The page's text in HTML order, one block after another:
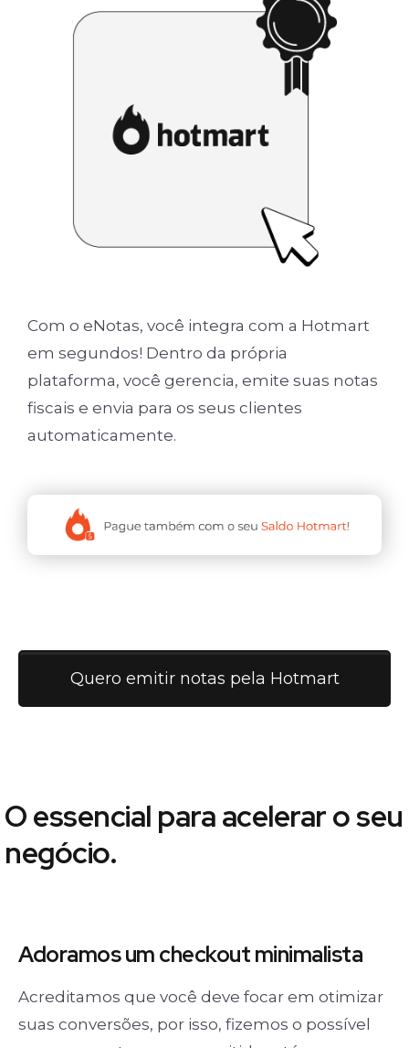
Com o eNotas, você integra com a Hotmart
em segundos! Dentro da própria
plataforma, você gerencia, emite suas notas
fiscais e envia para os seus clientes
automaticamente.
Quero emitir notas pela Hotmart
O essencial para acelerar o seu
negócio.
Adoramos umcheckout minimalista
Acreditamos que você deve focar em otimizar
suas conversões, por isso, fizemos o possível